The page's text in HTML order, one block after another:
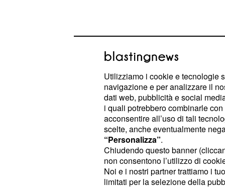
Attualmente, il costo proibitivo del
diversi utenti di acquistarlo, ma si
costoro possano rifarsi.
Un'altra caratteristica che sarà
grafica in 4K, che garantirà
e ai massimi livelli: il ricorso ai
Utilizziamo i cookie e tecnologie
navigazione e per analizzare il
dati web, pubblicità e social
i quali potrebbero combinarle
acconsentire all’uso di tali
scelte, anche eventualmente
“Personalizza”.
Chiudendo questo banner
non consentono l’utilizzo di
Noi e i nostri partner trattiamo i
limitati per la selezione della